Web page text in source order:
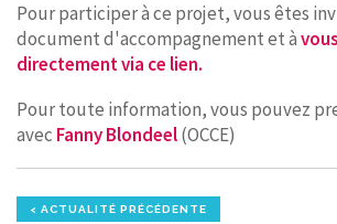
Pour participer à ce projet, vous êtes
document d'accompagnement et à
directement via ce lien.
Pour toute information, vous pouvez
avec Fanny Blondeel(OCCE)
< ACTUALITÉ PRÉCÉDENTE